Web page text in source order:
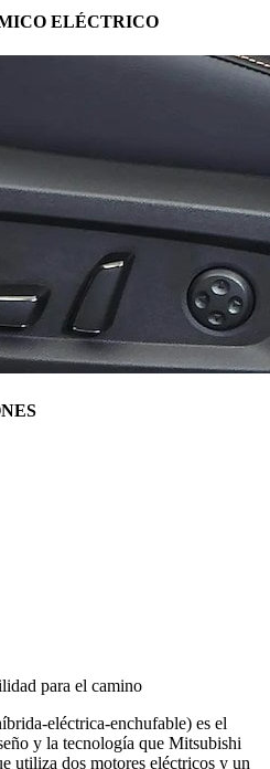
ELÉCTRICO
para el camino
eléctrica-enchufable) es el
y la tecnología que Mitsubishi
utiliza dos motores eléctricos y un